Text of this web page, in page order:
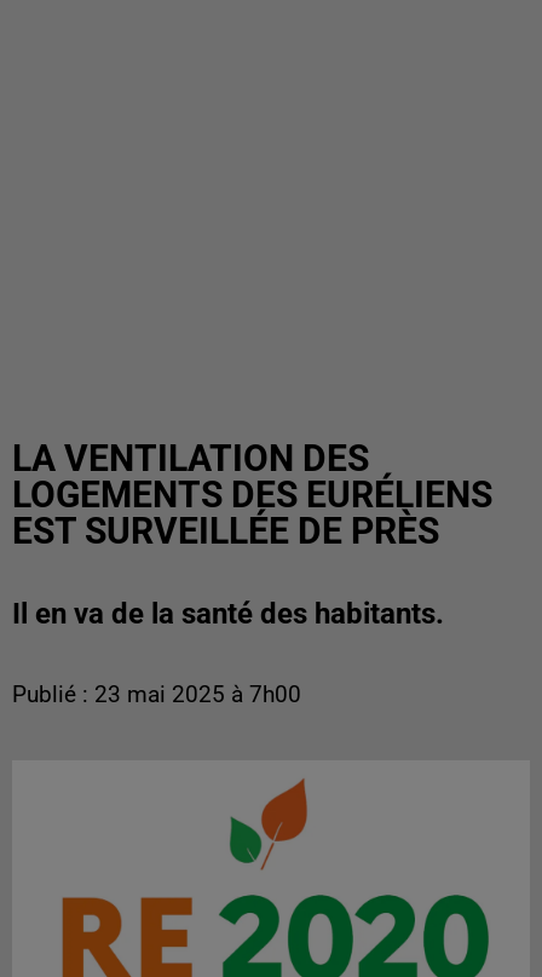
LA VENTILATION DES
LOGEMENTS DES EURÉLIENS
EST SURVEILLÉE DE PRÈS
Il en va de la santé des habitants.
Publié : 23 mai 2025 à 7h00